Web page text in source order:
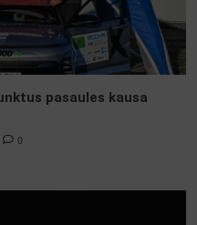
pasaules kausa
0